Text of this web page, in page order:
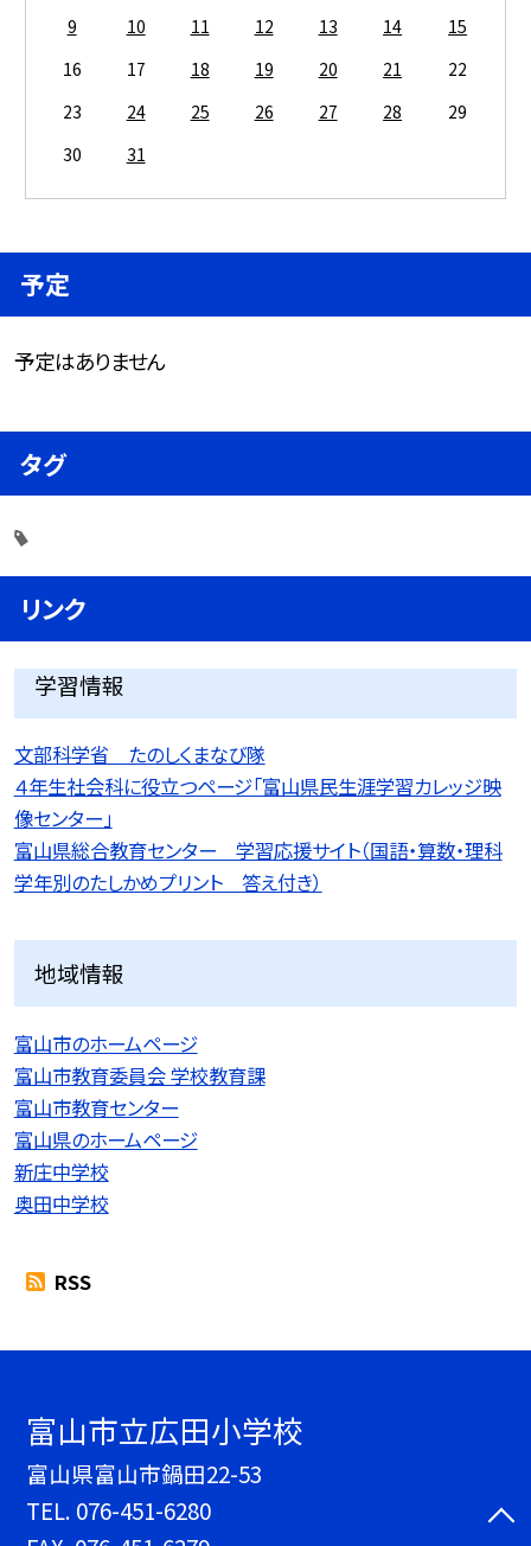
9
10 11 12 13 14
15
16
17 18 19 20 21
22
23
24 25 26 27 28
29
30
31
予定
予定はありません
タグ
リンク
学習情報
文部科学省 たのしくまなび隊
４年生社会科に役立つページ「富山県民生涯学習カレッジ映
像センター」
富山県総合教育センター 学習応援サイト（国語・算数・理科
学年別のたしかめプリント 答え付き）
地域情報
富山市のホームページ
富山市教育委員会 学校教育課
富山市教育センター
富山県のホームページ
新庄中学校
奥田中学校
RSS
富山市立広田小学校
富山県富山市鍋田22-53
TEL. 076-451-6280